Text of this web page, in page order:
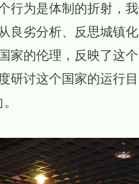
行为是体制的折射，
良劣分析、反思城镇
家的伦理，反映了这
研讨这个国家的运行